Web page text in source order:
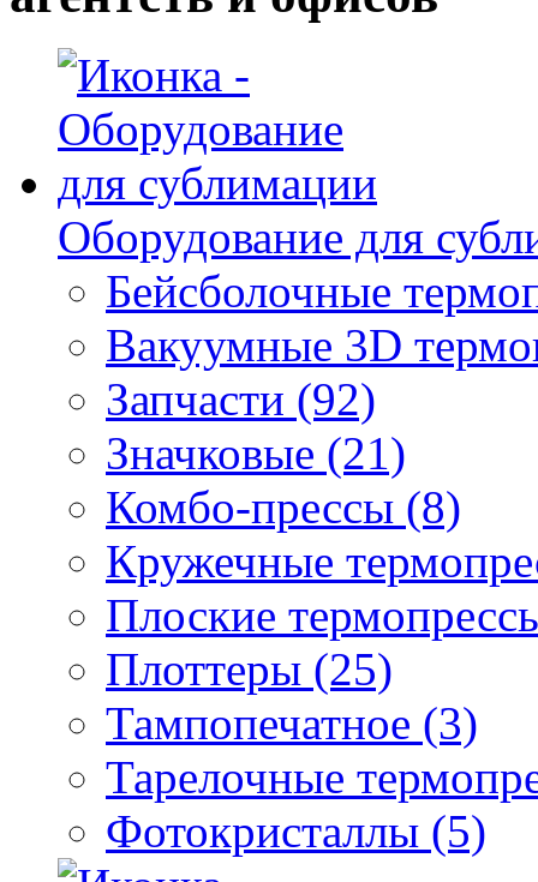
Оборудование для
Бейсболочные
Вакуумные 3D
Запчасти (92)
Значковые (21)
Комбо-прессы (8)
Кружечные
Плоские
Плоттеры (25)
Тампопечатное (3)
Тарелочные
Фотокристаллы (5)